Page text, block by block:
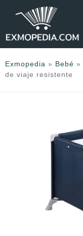
Exmopedia » Bebé »
de viaje resistente